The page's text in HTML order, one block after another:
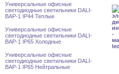
Универсальные офисные
светодиодные светильники DALI-
BAP-1 IP44 Теплые
Универсальные офисные
светодиодные светильники DALI-
BAP-1 IP65 Холодные
Универсальные офисные
светодиодные светильники DALI-
BAP-1 IP65 Нейтральные